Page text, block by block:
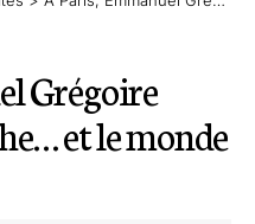
Grégoire
et le monde